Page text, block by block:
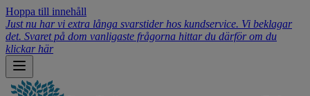
Hoppa till innehåll
Just nu har vi extra långa svarstider hos kundservice. Vi beklagar
det. Svaret på dom vanligaste frågorna hittar du därför om du
klickar här